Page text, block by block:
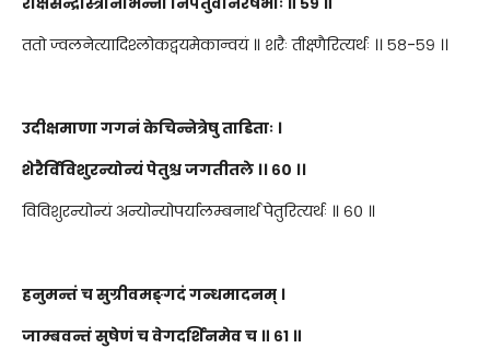
ततो ज्वलनेत्यादिश्लोकद्वयमेकान्वयं ॥ शरैः तीक्ष्णैरित्यर्थः ।। ५८-५९ ।।
उदीक्षमाणा गगनं केचिन्नेत्रेषु ताडिताः ।
शेरैर्विविशुरन्योन्यं पेतुश्च जगतीतले ।। ६० ।।
विविशुरन्योन्यं अन्योन्योपर्यालम्बनार्थं पेतुरित्यर्थः ॥ ६० ॥
हनुमन्तं च सुग्रीवमङ्गदं गन्धमादनम् ।
जाम्बवन्तं सुषेणं च वेगदर्शिनमेव च ॥ ६१ ॥